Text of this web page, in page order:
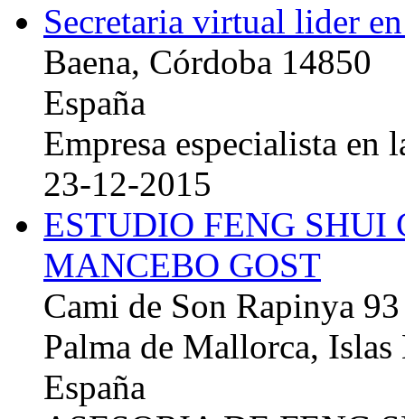
Secretaria virtual lider
Baena, Córdoba 14850
España
Empresa especialista en
23-12-2015
ESTUDIO FENG
MANCEBO GOST
Cami de Son Rapinya 93
Palma de Mallorca, Islas
España